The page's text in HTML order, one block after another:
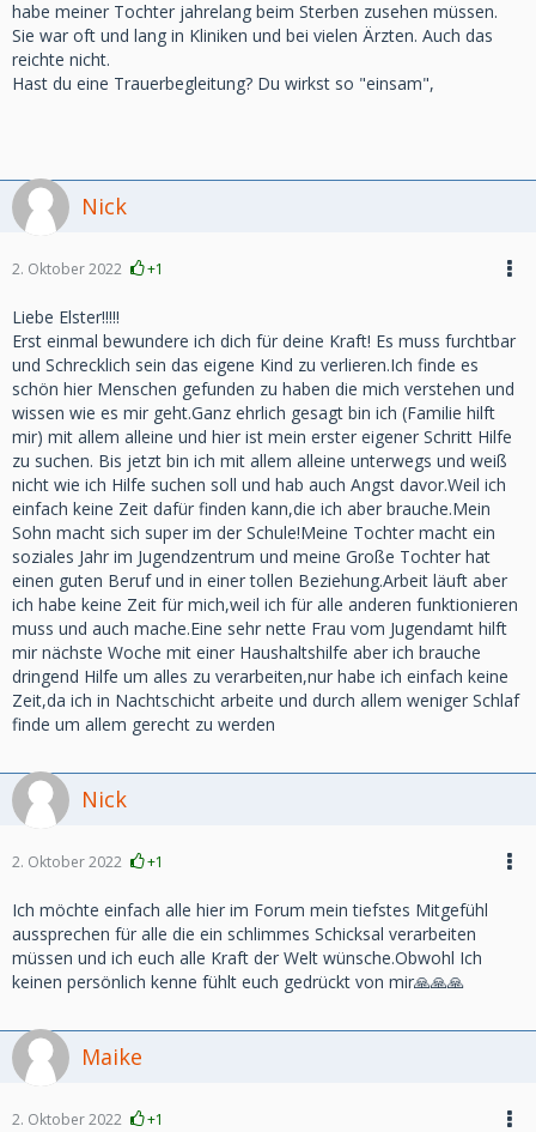
habe meiner Tochter jahrelang beim Sterben zusehen müssen.
Sie war oft und lang in Kliniken und bei vielen Ärzten. Auch das
reichte nicht.
Hast du eine Trauerbegleitung? Du wirkst so "einsam",
Nick
2. Oktober 2022 +1
Liebe Elster!!!!!
Erst einmal bewundere ich dich für deine Kraft! Es muss furchtbar
und Schrecklich sein das eigene Kind zu verlieren.Ich finde es
schön hier Menschen gefunden zu haben die mich verstehen und
wissen wie es mir geht.Ganz ehrlich gesagt bin ich (Familie hilft
mir) mit allem alleine und hier ist mein erster eigener Schritt Hilfe
zu suchen. Bis jetzt bin ich mit allem alleine unterwegs und weiß
nicht wie ich Hilfe suchen soll und hab auch Angst davor.Weil ich
einfach keine Zeit dafür finden kann,die ich aber brauche.Mein
Sohn macht sich super im der Schule!Meine Tochter macht ein
soziales Jahr im Jugendzentrum und meine Große Tochter hat
einen guten Beruf und in einer tollen Beziehung.Arbeit läuft aber
ich habe keine Zeit für mich,weil ich für alle anderen funktionieren
muss und auch mache.Eine sehr nette Frau vom Jugendamt hilft
mir nächste Woche mit einer Haushaltshilfe aber ich brauche
dringend Hilfe um alles zu verarbeiten,nur habe ich einfach keine
Zeit,da ich in Nachtschicht arbeite und durch allem weniger Schlaf
finde um allem gerecht zu werden
Nick
2. Oktober 2022 +1
Ich möchte einfach alle hier im Forum mein tiefstes Mitgefühl
aussprechen für alle die ein schlimmes Schicksal verarbeiten
müssen und ich euch alle Kraft der Welt wünsche.Obwohl Ich
keinen persönlich kenne fühlt euch gedrückt von mir🙏🙏🙏
Maike
2. Oktober 2022 +1